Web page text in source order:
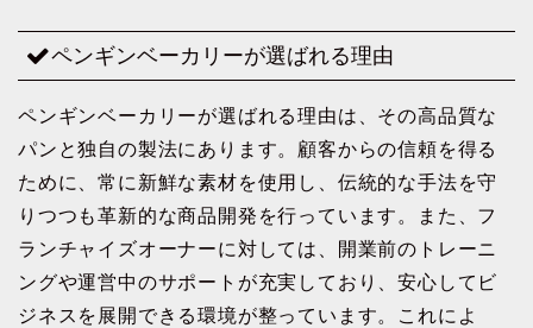
ペンギンベーカリーが選ばれる理由
ペンギンベーカリーが選ばれる理由は、その高品質な
パンと独自の製法にあります。顧客からの信頼を得る
ために、常に新鮮な素材を使用し、伝統的な手法を守
りつつも革新的な商品開発を行っています。また、フ
ランチャイズオーナーに対しては、開業前のトレーニ
ングや運営中のサポートが充実しており、安心してビ
ジネスを展開できる環境が整っています。これによ